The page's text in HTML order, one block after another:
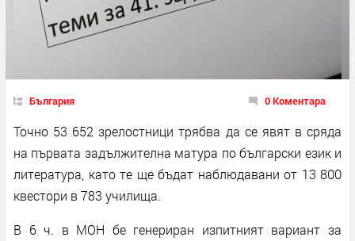
България 0 Коментара
Точно 53 652 зрелостници трябва да се явят в сряда
на първата задължителна матура по български език и
литература, като те ще бъдат наблюдавани от 13 800
квестори в 783 училища.
В 6 ч. в МОН бе генериран изпитният вариант за